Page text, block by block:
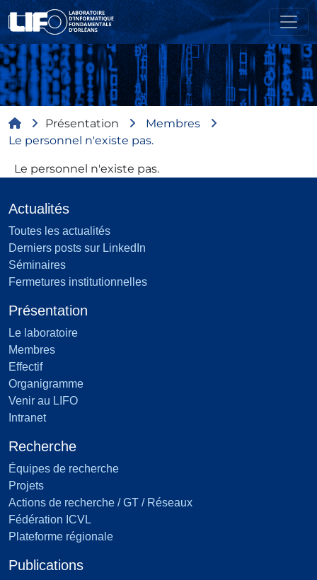
Aller au contenu principal
Fil d'Ariane
Présentation
Membres
Le personnel n'existe pas.
Le personnel n'existe pas.
Actualités
Toutes les actualités
Derniers posts sur LinkedIn
Séminaires
Fermetures institutionnelles
Présentation
Le laboratoire
Membres
Effectif
Organigramme
Venir au LIFO
Intranet
Recherche
Équipes de recherche
Projets
Actions de recherche / GT / Réseaux
Fédération ICVL
Plateforme régionale
Publications